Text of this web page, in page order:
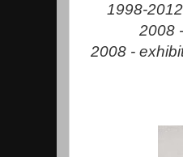
1998-
2008
2008 -